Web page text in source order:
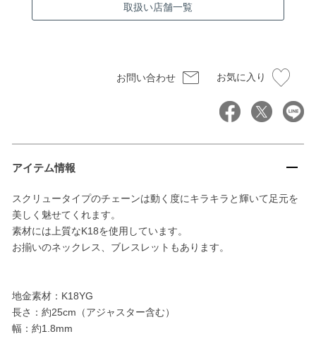
取扱い店舗一覧
お問い合わせ お気に入り
アイテム情報
スクリュータイプのチェーンは動く度にキラキラと輝いて足元を
美しく魅せてくれます。
素材には上質なK18を使用しています。
お揃いのネックレス、ブレスレットもあります。
地金素材：K18YG
長さ：約25cm（アジャスター含む）
幅：約1.8mm